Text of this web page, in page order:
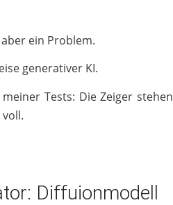
ein Problem.
generativer KI.
Tests: Die Zeiger stehen
Diffuionmodell